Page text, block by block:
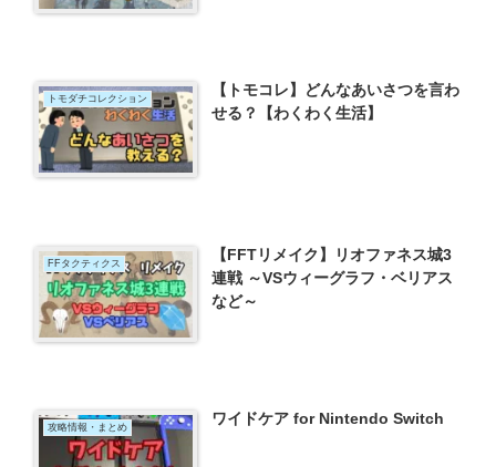
トモダチコレクション
【トモコレ】どんなあいさつを言わ
せる？【わくわく生活】
FFタクティクス
【FFTリメイク】リオファネス城3
連戦 ～VSウィーグラフ・ベリアス
など～
攻略情報・まとめ ワイドケア for Nintendo Switch